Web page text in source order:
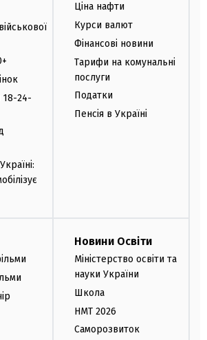
18-24-
Ціна нафти
Курси валют
Фінансові новини
Тарифи на комунальні
послуги
Податки
Пенсія в Україні
Новини Освіти
Міністерство освіти та
науки України
Школа
НМТ 2026
Саморозвиток